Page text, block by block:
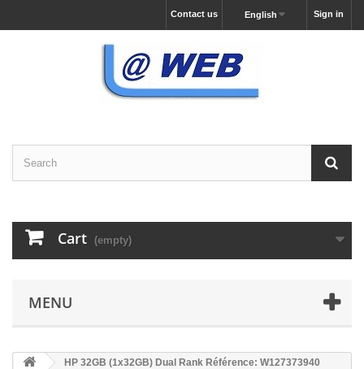
Sign in
English
Contact us
Cart (empty)
MENU
HP 32GB (1x32GB) Dual Rank Référence: W127373940